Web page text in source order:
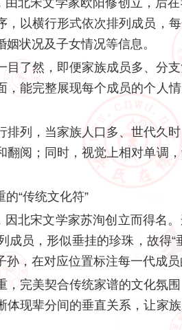
由北宋文学家欧阳修创立，后
以横行形式依次排列成员，每
状况及子女情况等信息。
了然，即便家族成员多、分
能完整展现每个成员的个人
列，当家族人口多、世代久
阅；同时，视觉上相对单调
“传统文化符”
因北宋文学家苏洵创立而得名
员，形似垂挂的珍珠，故得“
，在对应位置标注每一代成员
完美契合传统家谱的文化氛
现辈分间的垂直关系，让家